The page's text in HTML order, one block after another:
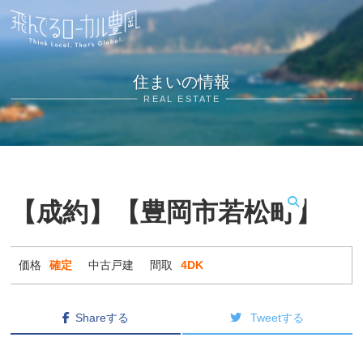
住まいの情報
REAL ESTATE
【成約】【豊岡市若松町】
価格 確定 中古戸建 間取 4DK
Shareする Tweetする